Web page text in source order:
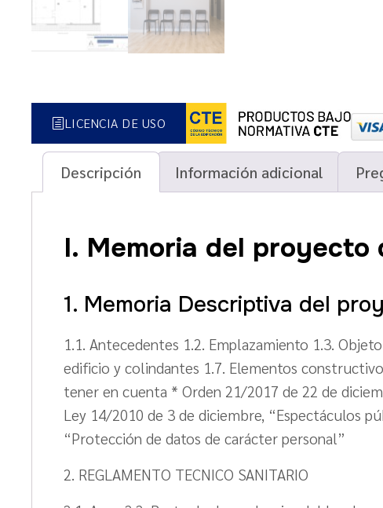
LICENCIA DE USO
Descripción Información adicional
I. Memoria del
1. Memoria Descriptiva del
1.1. Antecedentes 1.2. Emplazamiento 1.3.
edificio y colindantes 1.7. Elementos
tener en cuenta * Orden 21/2017 de 22 de
Ley 14/2010 de 3 de diciembre, “Espectáculos
“Protección de datos de carácter personal”
2. REGLAMENTO TECNICO SANITARIO